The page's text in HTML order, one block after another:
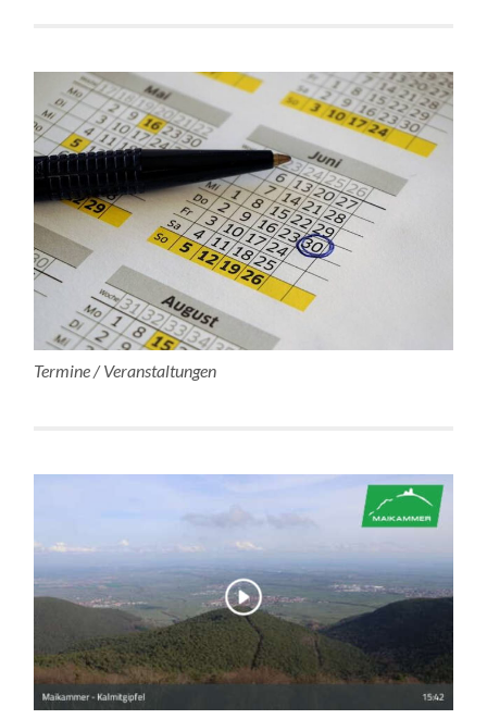
Termine / Veranstaltungen